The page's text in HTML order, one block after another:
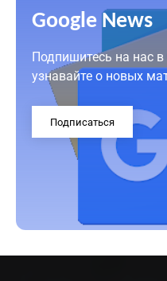
Google News
Подпишитесь на нас
узнавайте о новых
Подписаться